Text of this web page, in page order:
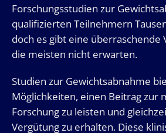
Forschungsstudien zur
qualifizierten Teilnehmern
doch es gibt eine überraschende
die meisten nicht erwarten.
Studien zur Gewichtsabnahme
Möglichkeiten, einen Beitrag zur
Forschung zu leisten und
Vergütung zu erhalten. Diese